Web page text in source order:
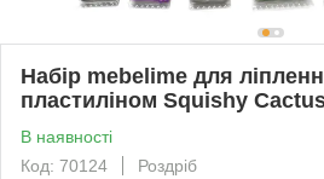
Набір mebelime для
пластиліном Squishy
В наявності
Код: 70124
Роздріб